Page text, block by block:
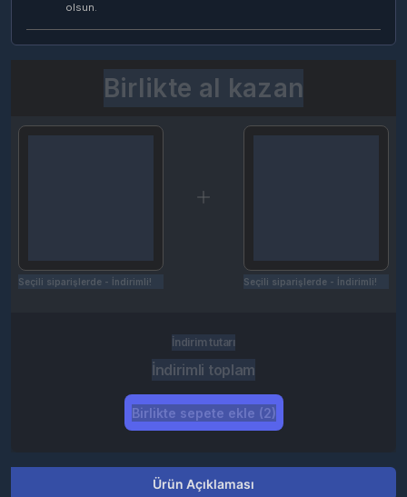
olsun.
Birlikte al kazan
Seçili siparişlerde - İndirimli! Seçili siparişlerde - İndirimli!
İndirim tutarı
İndirimli toplam
Birlikte sepete ekle (2)
Ürün Açıklaması